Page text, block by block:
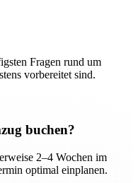
Fragen rund um
vorbereitet sind.
buchen?
2–4 Wochen im
optimal einplanen.